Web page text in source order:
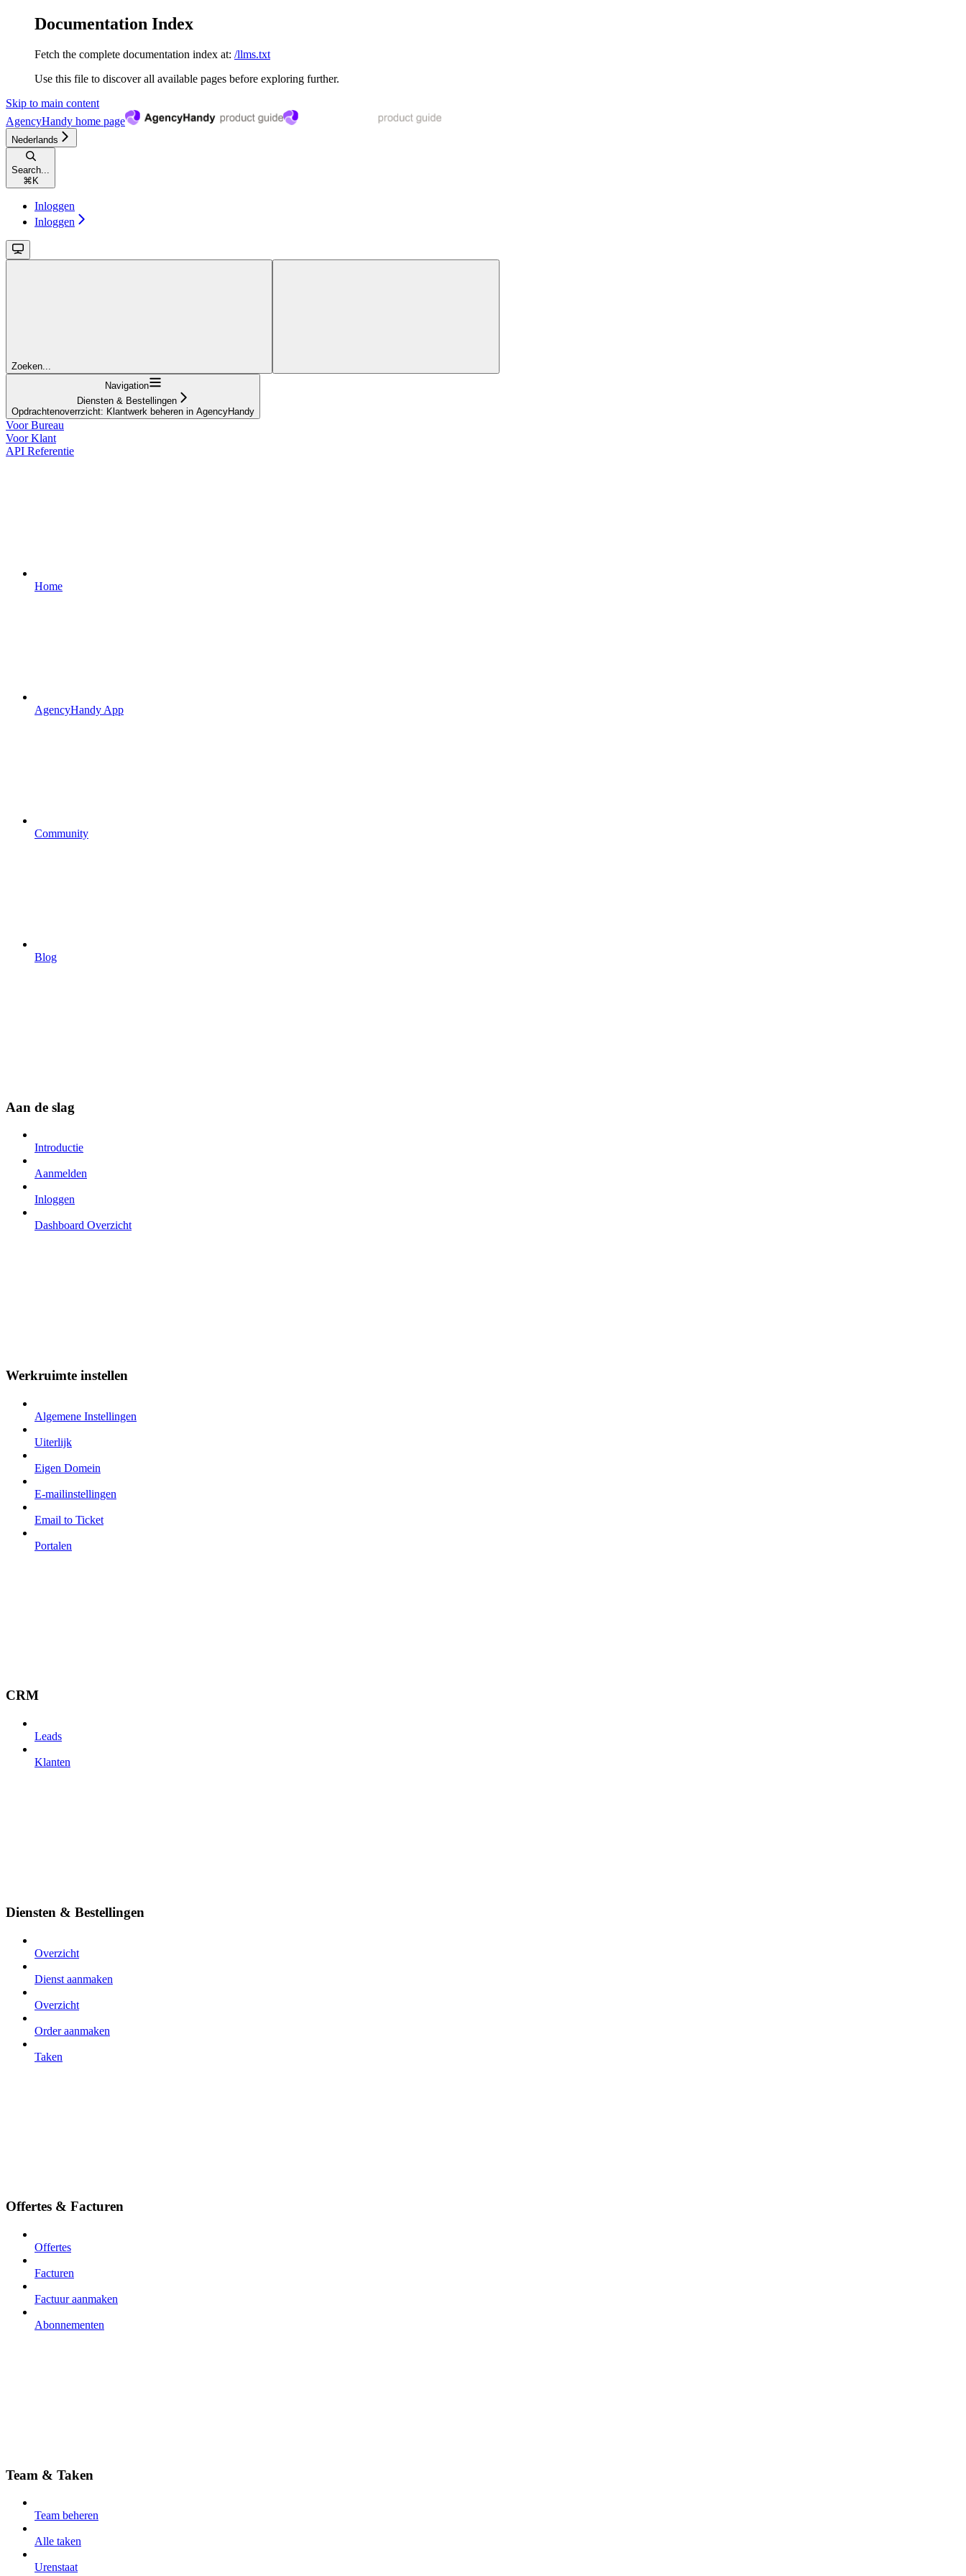
Documentation Index
Fetch the complete documentation index at: /llms.txt
Use this file to discover all available pages before exploring further.
Skip to main content
AgencyHandy home page
Nederlands
Search...
⌘ K
Inloggen
Inloggen
Zoeken...
Navigation
Diensten & Bestellingen
Opdrachtenoverrzicht: Klantwerk beheren in AgencyHandy
Voor Bureau
Voor Klant
API Referentie
Home
AgencyHandy App
Community
Blog
Aan de slag
Introductie
Aanmelden
Inloggen
Dashboard Overzicht
Werkruimte instellen
Algemene Instellingen
Uiterlijk
Eigen Domein
E-mailinstellingen
Email to Ticket
Portalen
CRM
Leads
Klanten
Diensten & Bestellingen
Overzicht
Dienst aanmaken
Overzicht
Order aanmaken
Taken
Offertes & Facturen
Offertes
Facturen
Factuur aanmaken
Abonnementen
Team & Taken
Team beheren
Alle taken
Urenstaat